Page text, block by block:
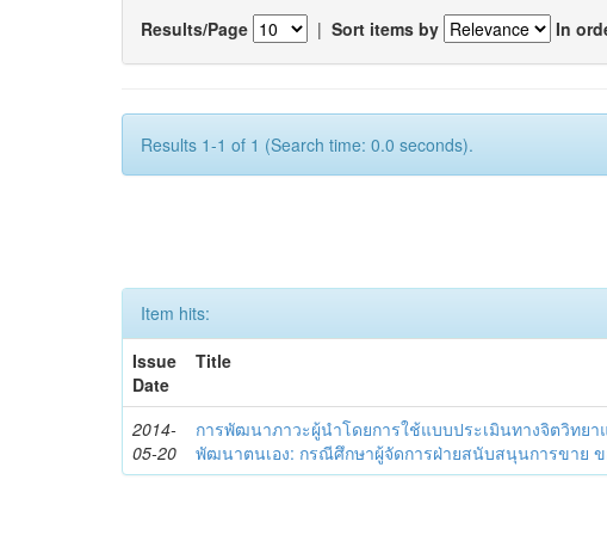
Results/Page | Sort items by In
Results 1-1 of 1 (Search time: 0.0 seconds).
Item hits:
Issue
Date
Title
2014-
05-20
การพัฒนาภาวะผู้นำโดยการใช้แบบประเมินทางจิตวิทย
พัฒนาตนเอง: กรณีศึกษาผู้จัดการฝ่ายสนับสนุนการขาย